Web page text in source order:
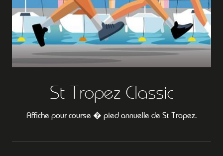
St Tropez Classic
Affiche pour course � pied annuelle de St Tropez.